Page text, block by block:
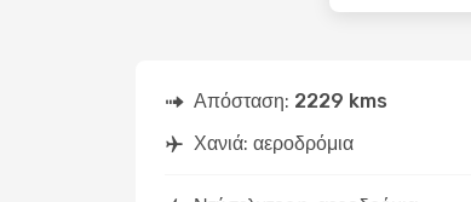
Απόσταση: 2229 kms
Χανιά: αεροδρόμια